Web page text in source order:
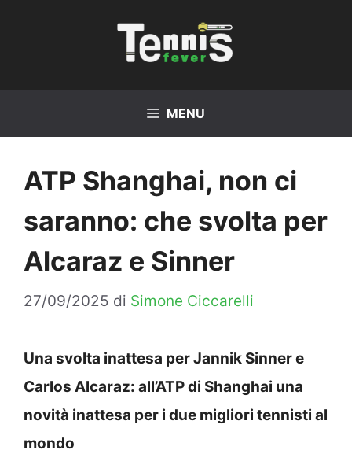
MENU
ATP Shanghai, non ci
saranno: che svolta per
Alcaraz e Sinner
27/09/2025 di Simone Ciccarelli
Una svolta inattesa per Jannik Sinner e
Carlos Alcaraz: all’ATP di Shanghai una
novità inattesa per i due migliori tennisti al
mondo